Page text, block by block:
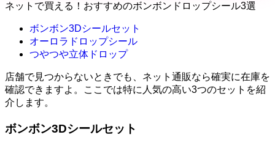
ネットで買える！おすすめのボンボンドロップシール3選
ボンボン3Dシールセット
オーロラドロップシール
つやつや立体ドロップ
店舗で見つからないときでも、ネット通販なら確実に在庫を
確認できますよ。ここでは特に人気の高い3つのセットを紹
介します。
ボンボン3Dシールセット